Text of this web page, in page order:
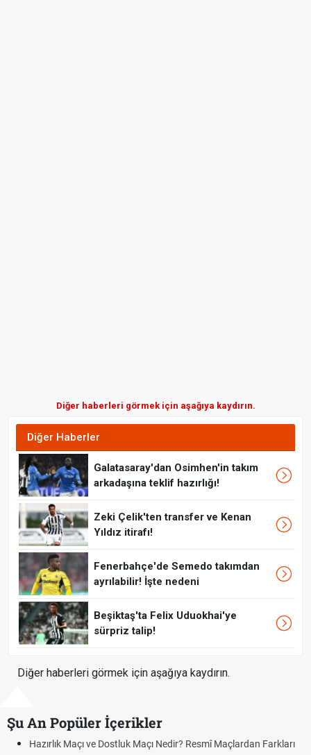
Diğer haberleri görmek için aşağıya kaydırın.
Diğer Haberler
Galatasaray'dan Osimhen'in takım
arkadaşına teklif hazırlığı!
Zeki Çelik'ten transfer ve Kenan
Yıldız itirafı!
Fenerbahçe'de Semedo takımdan
ayrılabilir! İşte nedeni
Beşiktaş'ta Felix Uduokhai'ye
sürpriz talip!
Diğer haberleri görmek için aşağıya kaydırın.
Şu An Popüler İçerikler
Farkları
Puan Durumunda AG, OM ve Diğer